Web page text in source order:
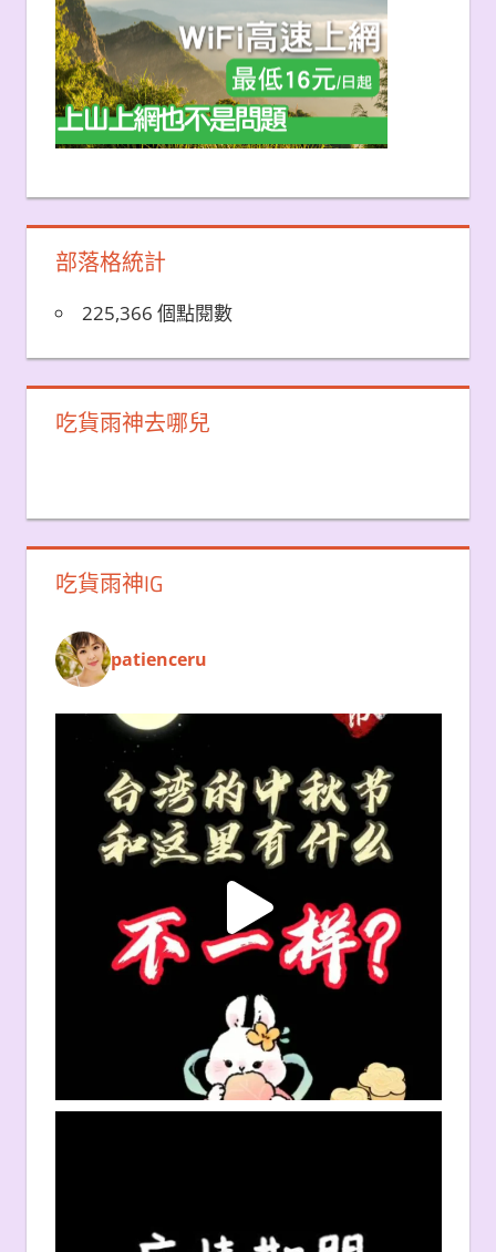
部落格統計
225,366 個點閱數
吃貨雨神去哪兒
吃貨雨神IG
patienceru